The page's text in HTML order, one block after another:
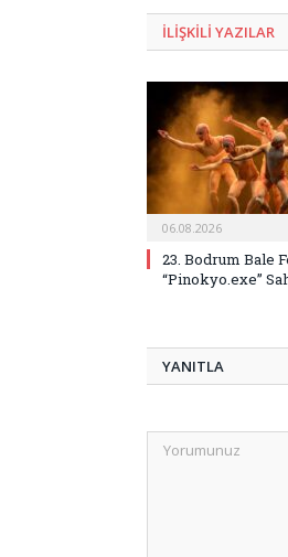
ILIŞKILI YAZILAR
06.08.2026
23. Bodrum Bale
“Pinokyo.exe”
YANITLA